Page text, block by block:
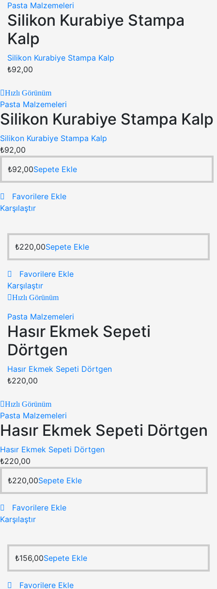
Pasta Malzemeleri
Silikon Kurabiye Stampa
Kalp
Silikon Kurabiye Stampa Kalp
₺92,00
Hızlı Görünüm
Pasta Malzemeleri
Silikon Kurabiye Stampa Kalp
Silikon Kurabiye Stampa Kalp
₺92,00
₺92,00Sepete Ekle
Favorilere Ekle
Karşılaştır
₺220,00Sepete Ekle
Favorilere Ekle
Karşılaştır
Hızlı Görünüm
Pasta Malzemeleri
Hasır Ekmek Sepeti
Dörtgen
Hasır Ekmek Sepeti Dörtgen
₺220,00
Hızlı Görünüm
Pasta Malzemeleri
Hasır Ekmek Sepeti Dörtgen
Hasır Ekmek Sepeti Dörtgen
₺220,00
₺220,00Sepete Ekle
Favorilere Ekle
Karşılaştır
₺156,00Sepete Ekle
Favorilere Ekle